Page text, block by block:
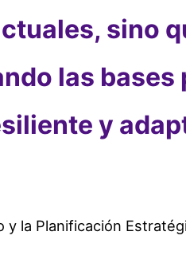
sino
las bases
y